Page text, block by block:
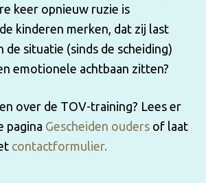
keer opnieuw ruzie is
kinderen merken, dat zij last
de situatie (sinds de scheiding)
emotionele achtbaan zitten?
over de TOV-training? Lees er
pagina Gescheiden ouders of laat
contactformulier.